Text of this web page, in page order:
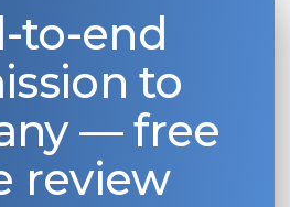
to-end
to
— free
review